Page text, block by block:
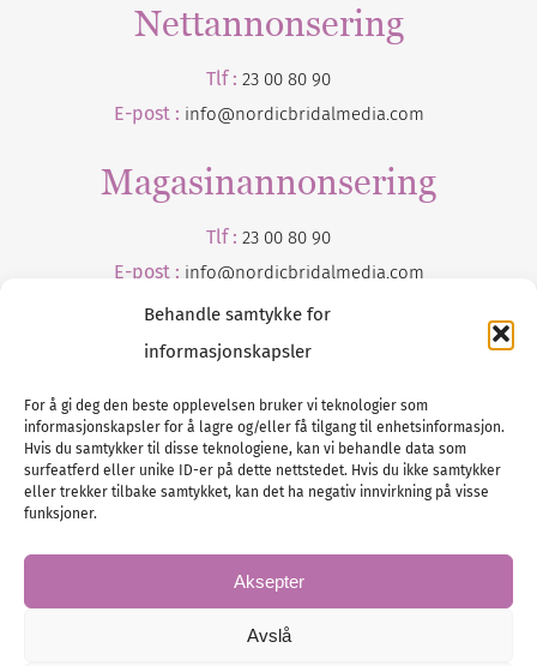
Behandle samtykke for
informasjonskapsler
For å gi deg den beste opplevelsen bruker vi teknologier som
informasjonskapsler for å lagre og/eller få tilgang til enhetsinformasjon.
Hvis du samtykker til disse teknologiene, kan vi behandle data som
surfeatferd eller unike ID-er på dette nettstedet. Hvis du ikke samtykker
eller trekker tilbake samtykket, kan det ha negativ innvirkning på visse
funksjoner.
Aksepter
Avslå
Nettannonsering
Tlf : 23 00 80 90
E-post : info@nordicbridalmedia.com
Magasinannonsering
Tlf : 23 00 80 90
E-post : info@nordicbridalmedia .com
Tlf :23 00 80 90
© All rights reserved.
VAT: NO911740648